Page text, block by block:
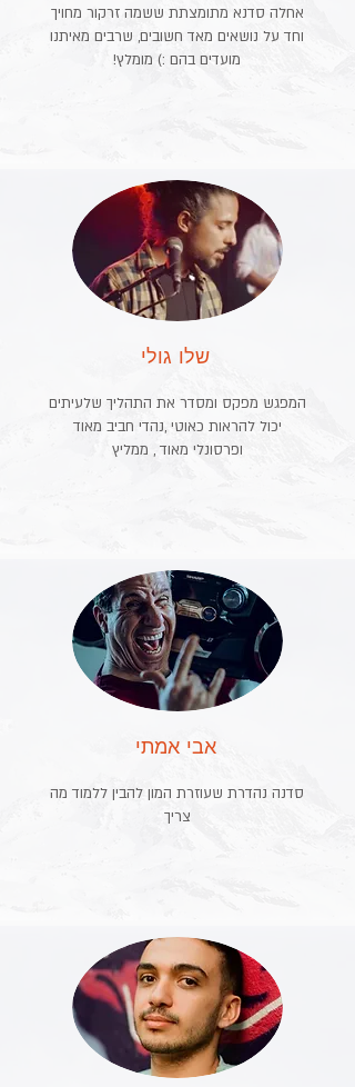
אחלה סדנא מתומצתת ששמה זרקור מחויך
וחד על נושאים מאד חשובים, שרבים מאיתנו
מועדים בהם :) מומלץ!
שלו גולי
המפגש מפקס ומסדר את התהליך שלעיתים
יכול להראות כאוטי ,נהדי חביב מאוד
ופרסונלי מאוד , ממליץ
אבי אמתי
סדנה נהדרת שעוזרת המון להבין ללמוד מה
צריך